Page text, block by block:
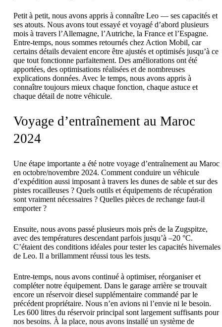
Petit à petit, nous avons appris à connaître Leo — ses capacités et
ses atouts. Nous avons tout essayé et voyagé d’abord plusieurs
mois à travers l’Allemagne, l’Autriche, la France et l’Espagne.
Entre-temps, nous sommes retournés chez Action Mobil, car
certains détails devaient encore être ajustés et optimisés jusqu’à ce
que tout fonctionne parfaitement. Des améliorations ont été
apportées, des optimisations réalisées et de nombreuses
explications données. Avec le temps, nous avons appris à
connaître toujours mieux chaque fonction, chaque astuce et
chaque détail de notre véhicule.
Voyage d’entraînement au Maroc
2024
Une étape importante a été notre voyage d’entraînement au Maroc
en octobre/novembre 2024. Comment conduire un véhicule
d’expédition aussi imposant à travers les dunes de sable et sur des
pistes rocailleuses ? Quels outils et équipements de récupération
sont vraiment nécessaires ? Quelles pièces de rechange faut-il
emporter ?
Ensuite, nous avons passé plusieurs mois près de la Zugspitze,
avec des températures descendant parfois jusqu’à –20 °C.
C’étaient des conditions idéales pour tester les capacités hivernales
de Leo. Il a brillamment réussi tous les tests.
Entre-temps, nous avons continué à optimiser, réorganiser et
compléter notre équipement. Dans le garage arrière se trouvait
encore un réservoir diesel supplémentaire commandé par le
précédent propriétaire. Nous n’en avions ni l’envie ni le besoin.
Les 600 litres du réservoir principal sont largement suffisants pour
nos besoins. À la place, nous avons installé un système de